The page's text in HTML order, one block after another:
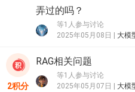
弄过的吗？
等1人参与讨论
2025年05月08日 | 大模
2积分
RAG相关问题
等1人参与讨论
2025年05月07日 | 大模